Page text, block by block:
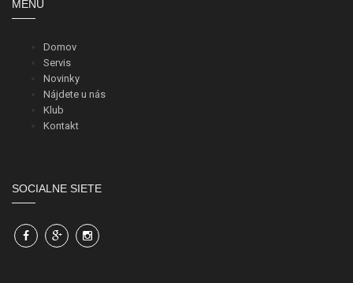
MENU
Domov
Servis
Novinky
Nájdete u nás
Klub
Kontakt
SOCIALNE SIETE